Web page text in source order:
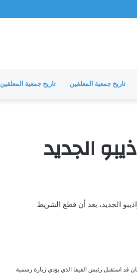
تاريخ جمعية المعلقين تاريخ جمعية المعلقين
الجديد
الجديد، بعد أن قطع الشريط
قد استقبل رئيس الفيفا الذي يؤدي زيارة رسمية